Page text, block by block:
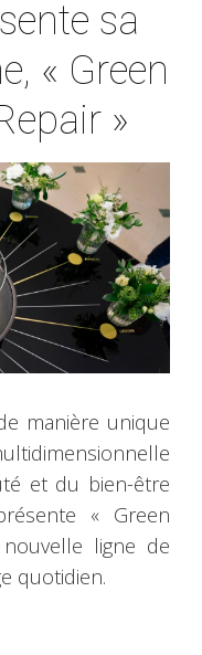
sa
« Green
»
manière unique
et du bien-être
« Green
nouvelle ligne de
quotidien.